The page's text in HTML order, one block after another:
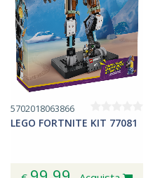
5702018063866
LEGO FORTNITE KIT 77081